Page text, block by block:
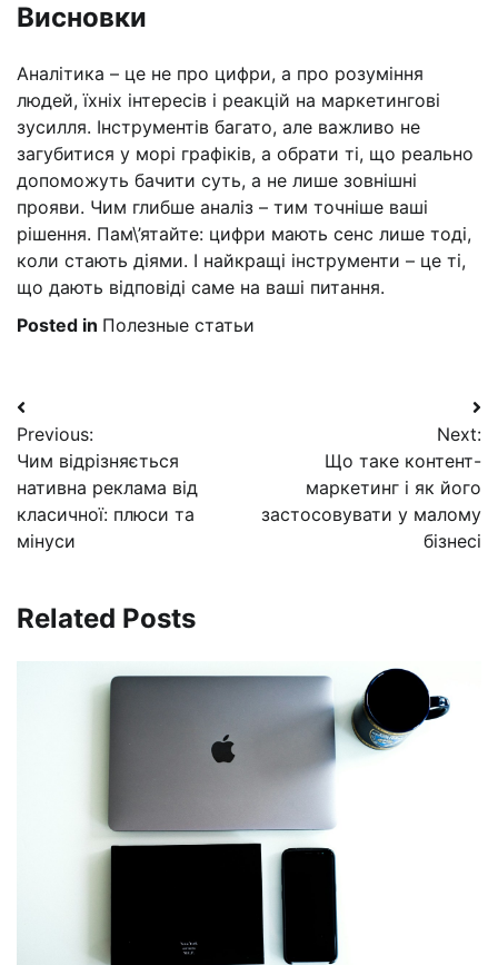
Висновки
Аналітика – це не про цифри, а про розуміння
людей, їхніх інтересів і реакцій на маркетингові
зусилля. Інструментів багато, але важливо не
загубитися у морі графіків, а обрати ті, що реально
допоможуть бачити суть, а не лише зовнішні
прояви. Чим глибше аналіз – тим точніше ваші
рішення. Пам\’ятайте: цифри мають сенс лише тоді,
коли стають діями. І найкращі інструменти – це ті,
що дають відповіді саме на ваші питання.
Posted in Полезные статьи
Навигация
по
записям
Previous:
Чим відрізняється
нативна реклама від
класичної: плюси та
мінуси
Next:
Що таке контент-
маркетинг і як його
застосовувати у малому
бізнесі
Related Posts